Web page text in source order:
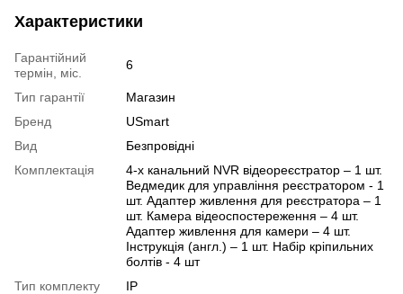
Характеристики
Гарантійний
термін, міс.
6
Тип гарантії
Магазин
Бренд
USmart
Вид
Безпровідні
Комплектація
4-х канальний NVR відеореєстратор – 1 шт.
Ведмедик для управління реєстратором - 1
шт. Адаптер живлення для реєстратора – 1
шт. Камера відеоспостереження – 4 шт.
Адаптер живлення для камери – 4 шт.
Інструкція (англ.) – 1 шт. Набір кріпильних
болтів - 4 шт
Тип комплекту
IP